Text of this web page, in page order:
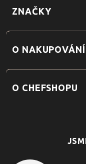
ZNAČKY
O NAKUPOVÁNÍ
O CHEFSHOPU